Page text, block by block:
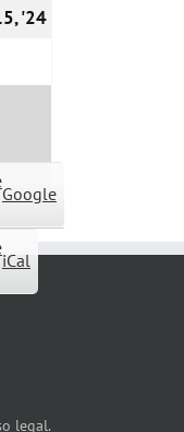
'2415/12/2024
Google
iCal
legal.